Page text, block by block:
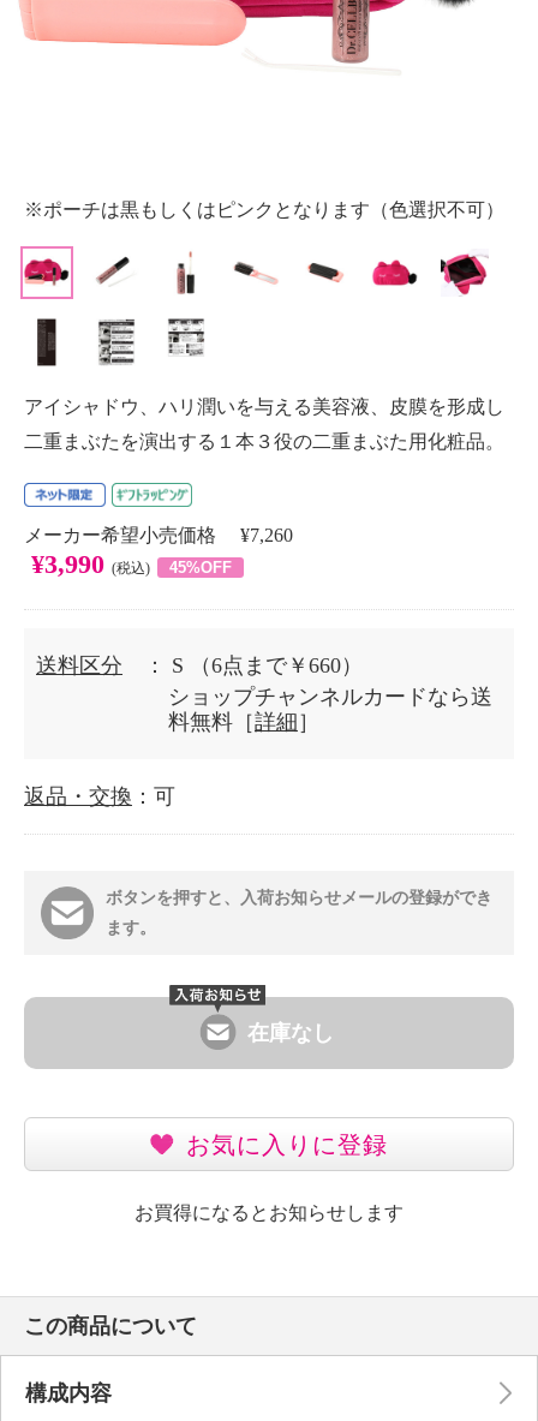
※ポーチは黒もしくはピンクとなります（色選択不可）
アイシャドウ、ハリ潤いを与える美容液、皮膜を形成し
二重まぶたを演出する１本３役の二重まぶた用化粧品。
メーカー希望小売価格 ¥7,260
¥3,990 (税込) 45%OFF
送料区分 ： S
（6点まで￥660）
ショップチャンネルカードなら送
料無料［詳細 ］
返品・交換 ：可
ボタンを押すと、入荷お知らせメールの登録ができ
ます。
在庫なし
お気に入りに登録
お買得になるとお知らせします
この商品について
構成内容